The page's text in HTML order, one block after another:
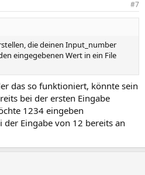
#7
die deinen Input_number
eingegebenen Wert in ein File
das so funktioniert, könnte sein
bei der ersten Eingabe
1234 eingeben
Eingabe von 12 bereits an